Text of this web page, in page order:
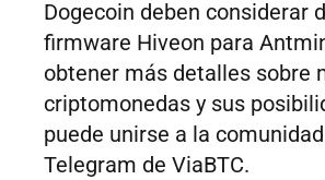
Dogecoin deben considerar
firmware Hiveon para
obtener más detalles sobre
criptomonedas y sus
puede unirse a la
Telegram de ViaBTC.